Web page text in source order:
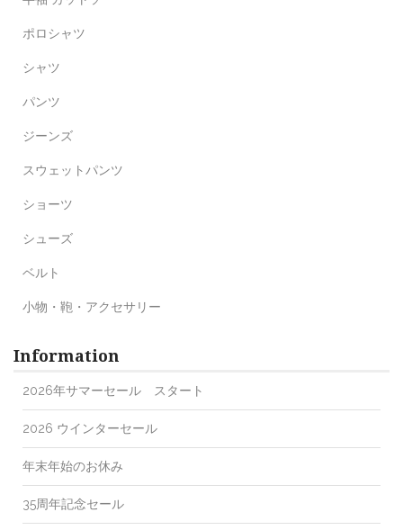
ポロシャツ
シャツ
パンツ
ジーンズ
スウェットパンツ
ショーツ
シューズ
ベルト
小物・鞄・アクセサリー
Information
2026年サマーセール スタート
2026 ウインターセール
年末年始のお休み
35周年記念セール